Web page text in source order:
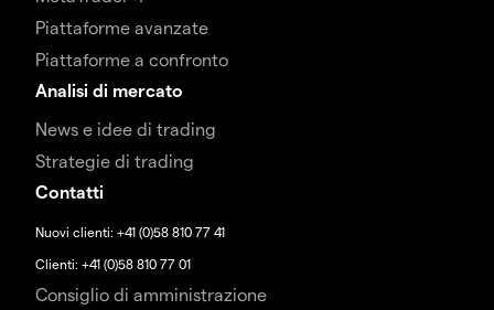
Piattaforme avanzate
Piattaforme a confronto
Analisi di mercato
News e idee di trading
Strategie di trading
Contatti
Nuovi clienti: +41 (0)58 810 77 41
Clienti: +41 (0)58 810 77 01
Consiglio di amministrazione